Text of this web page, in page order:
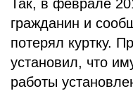
Так, в феврале
гражданин и
потерял куртку.
установил, что
работы